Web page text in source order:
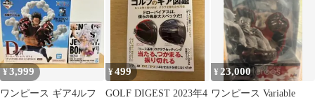
¥3,999
ワンピース ギア4ルフ
¥499
GOLF DIGEST 2023年4
¥ 23,000
ワンピース Variable